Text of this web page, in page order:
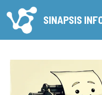
al
contenido
SINAPSIS